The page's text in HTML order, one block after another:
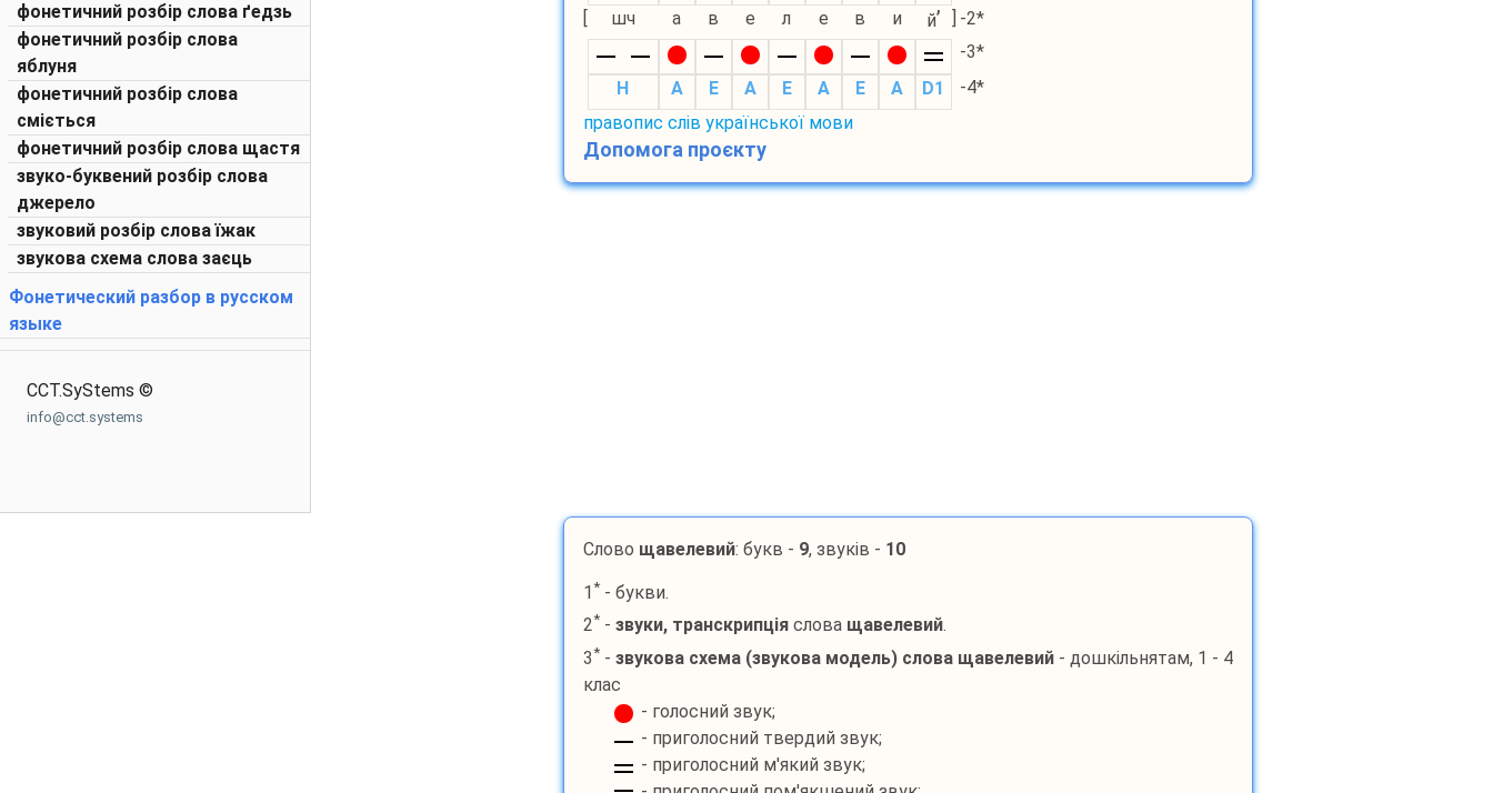
фонетичний розбір слова ґедзь
фонетичний розбір слова
яблуня
фонетичний розбір слова
сміється
фонетичний розбір слова щастя
звуко-буквений розбір слова
джерело
звуковий розбір слова їжак
звукова схема слова заєць
Фонетический разбор в русском
языке
CCT.SyStems ©
info@cct.systems
[
шч а в е л е в и й’ ] -2*
-3*
H
A E A E A E A D1
-4*
правопис слів української мови
Допомога проєкту
Слово щавелевий: букв - 9, звуків - 10
1 *- букви.
2*- звуки, транскрипціяслова щавелевий.
3*- звукова схема (звукова модель) слова щавелевий- дошкільнятам, 1 - 4
клас
- голосний звук;
- приголосний твердий звук;
- приголосний м'який звук;